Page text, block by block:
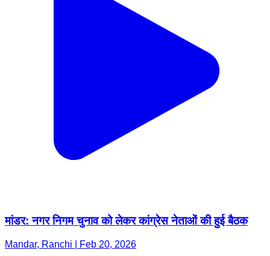
मांडर: नगर निगम चुनाव को लेकर कांग्रेस नेताओं की हुई बैठक
Mandar, Ranchi | Feb 20, 2026